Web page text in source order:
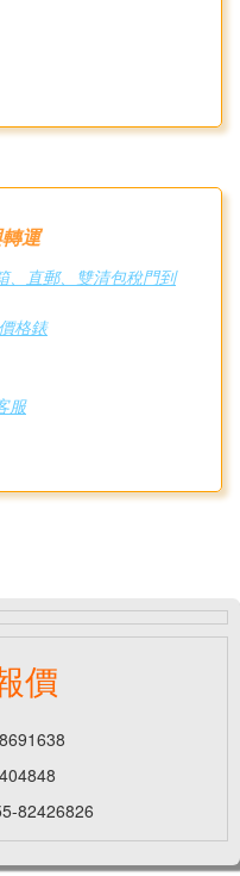
運
、直郵、雙清包稅門到
格錶
服
價
82426826